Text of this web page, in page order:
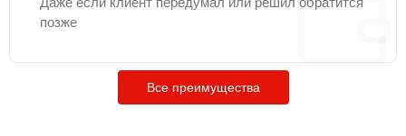
позже
Все преимущества